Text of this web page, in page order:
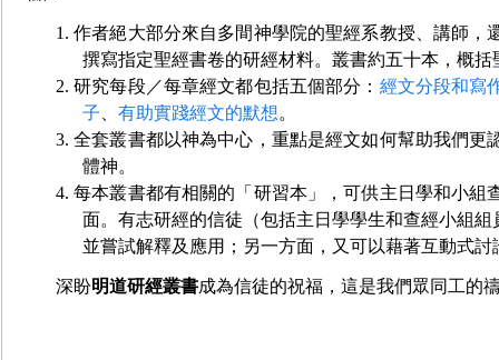
1. 作者絕大部分來自多間神學院的聖經系教授、講師
撰寫指定聖經書卷的研經材料。叢書約五十本，概括
2. 研究每段／每章經文都包括五個部分： 經文分段和寫
子
有助實踐經文的默想。
3. 全套叢書都以神為中心，重點是經文如何幫助我們
體神。
4. 每本叢書都有相關的「研習本」，可供主日學和小
面。有志研經的信徒（包括主日學學生和查經小組
並嘗試解釋及應用；另一方面，又可以藉著互動式
深盼明道研經叢書成為信徒的祝福，這是我們眾同工的